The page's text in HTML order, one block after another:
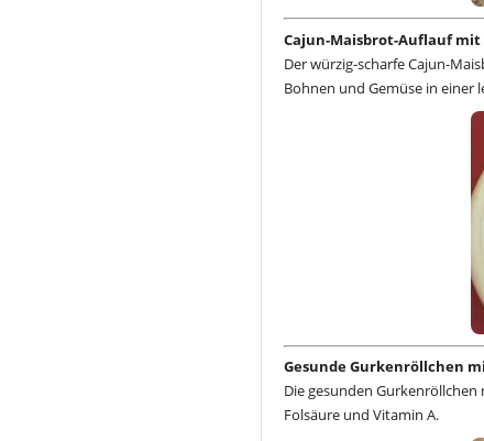
Cajun-Maisbrot-Auflauf
Der würzig-scharfe Cajun-
Bohnen und Gemüse in einer
Gesunde Gurkenröllchen
Die gesunden
Folsäure und Vitamin A.